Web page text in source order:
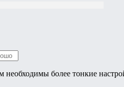
необходимы более тонкие